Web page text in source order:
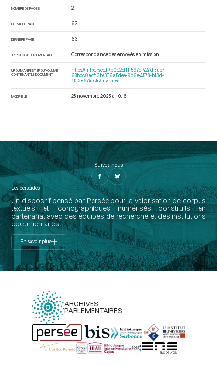
NOMBRE DE PAGES 2
PREMIÈRE PAGE 62
DERNIÈRE PAGE 63
TYPOLOGIE DOCUMENTAIRE Correspondance des envoyés en mission
URI DU MANIFEST IIIF DU VOLUME
CONTENANT LE DOCUMENT
https://iiif.persee.fr/b0e2cf11-597c-427d-8ac7-
68bcc0acf13b/376a5dee-9c6e-4578-b13d-
7f33e6745cfc/manifest
MODIFIÉ LE 28 novembre 2025 à 10:16
Suivez-nous
Les perséides
Un dispositif pensé par Persée pour la valorisation de corpus
textuels et iconographiques numérisés construits en
partenariat avec des équipes de recherche et des institutions
documentaires.
En savoir plus
ARCHIVES
PARLEMENTAIRES